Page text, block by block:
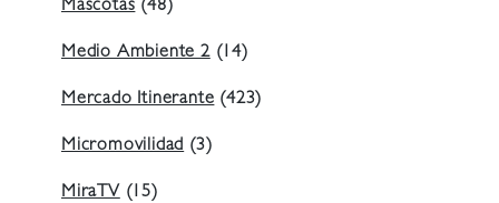
Mascotas (48)
Medio Ambiente 2(14)
Mercado Itinerante (423)
Micromovilidad (3)
MiraTV (15)